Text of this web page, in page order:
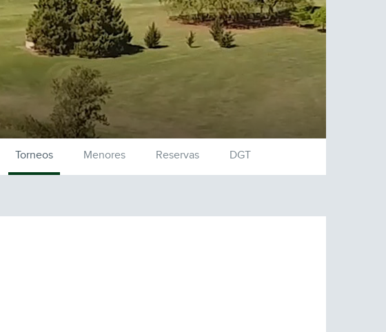
Torneos Menores Reservas DGT